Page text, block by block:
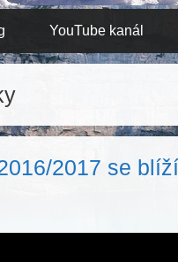
YouTube kanál
2017 se